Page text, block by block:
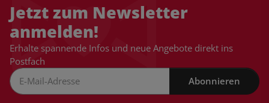
Jetzt zum Newsletter
anmelden!
Erhalte spannende Infos und neue Angebote direkt ins
Postfach
Abonnieren